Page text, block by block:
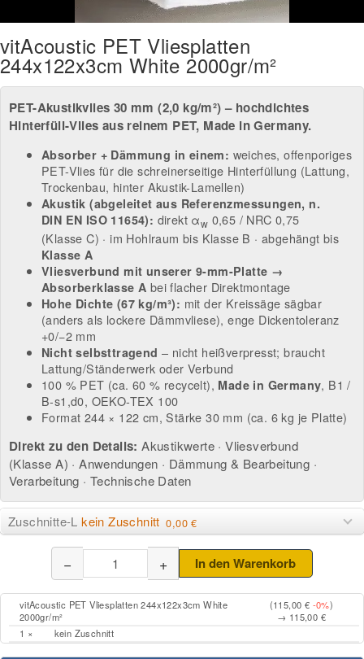
vitAcoustic PET Vliesplatten
244x122x3cm White 2000gr/m²
PET-Akustikvlies 30 mm (2,0 kg/m²) – hochdichtes
Hinterfüll-Vlies aus reinem PET, Made in Germany.
Absorber + Dämmung in einem: weiches, offenporiges
PET-Vlies für die schreinerseitige Hinterfüllung (Lattung,
Trockenbau, hinter Akustik-Lamellen)
Akustik (abgeleitet aus Referenzmessungen, n.
DIN EN ISO 11654): direkt αw 0,65 / NRC 0,75
(Klasse C) · im Hohlraum bis Klasse B · abgehängt bis
Klasse A
Vliesverbund mit unserer 9-mm-Platte →
Absorberklasse A bei flacher Direktmontage
Hohe Dichte (67 kg/m³): mit der Kreissäge sägbar
(anders als lockere Dämmvliese), enge Dickentoleranz
+0/−2 mm
Nicht selbsttragend – nicht heißverpresst; braucht
Lattung/Ständerwerk oder Verbund
100 % PET (ca. 60 % recycelt), Made in Germany, B1 /
B-s1,d0, OEKO-TEX 100
Format 244 × 122 cm, Stärke 30 mm (ca. 6 kg je Platte)
Direkt zu den Details: Akustikwerte ·Vliesverbund
(Klasse A) ·Anwendungen · Dämmung & Bearbeitung ·
Verarbeitung ·Technische Daten
Zuschnitte-Lkein Zuschnitt 0,00 €
vitAcoustic PET Vliesplatten 244x122x3cm White
2000gr/m²
(115,00 € -0%)
→ 115,00 €
1 ×
kein Zuschnitt
− + In den Warenkorb